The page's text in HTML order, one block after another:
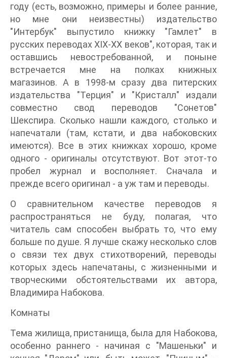
году (есть, возможно, примеры и более ранние,
но мне они неизвестны) издательство
"Интербук" выпустило книжку "Гамлет" в
русских переводах XIX-XX веков", которая, так и
оставшись невостребованной, и поныне
встречается мне на полках книжных
магазинов. А в 1998-м сразу два питерских
издательства "Терция" и "Кристалл" издали
совместно свод переводов "Сонетов"
Шекспира. Сколько нашли каждого, столько и
напечатали (там, кстати, и два набоковских
имеются). Все в этих книжках хорошо, кроме
одного - оригиналы отсутствуют. Вот этот-то
пробел журнал и восполняет. Сначала и
прежде всего оригинал - а уж там и переводы.
О сравнительном качестве переводов я
распространяться не буду, полагая, что
читатель сам способен выбрать то, что ему
больше по душе. Я лучше скажу несколько слов
о связи тех двух стихотворений, переводы
которых здесь напечатаны, с жизненными и
творческими обстоятельствами их автора,
Владимира Набокова.
Комнаты
Тема жилища, пристанища, была для Набокова,
особенно раннего - начиная с "Машеньки" и